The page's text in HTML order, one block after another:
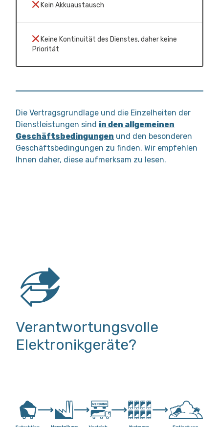
Kein Akkuaustausch
Keine Kontinuität des Dienstes, daher keine
Priorität
Die Vertragsgrundlage und die Einzelheiten der
Dienstleistungen sind in den allgemeinen
Geschäftsbedingungen und den besonderen
Geschäftsbedingungen zu finden. Wir empfehlen
Ihnen daher, diese aufmerksam zu lesen.
Verantwortungsvolle
Elektronikgeräte?